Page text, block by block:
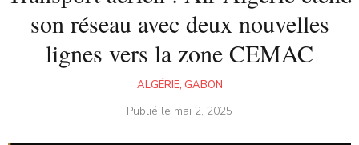
son réseau avec deux nouvelles
lignes vers la zone CEMAC
ALGÉRIE, GABON
Publié le mai 2, 2025